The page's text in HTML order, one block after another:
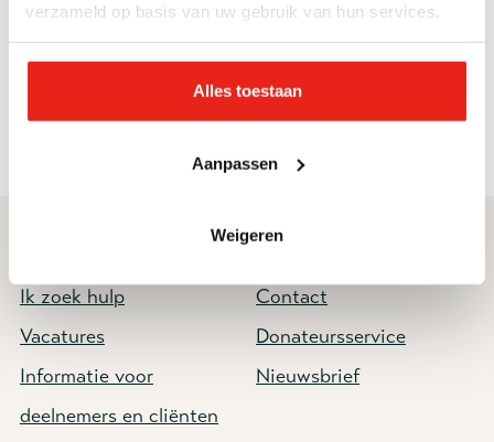
verzameld op basis van uw gebruik van hun services.
Alles toestaan
Aanpassen
Weigeren
Ik zoek hulp
Vacatures
Informatie voor
deelnemers en cliënten
Contact
Donateursservice
Nieuwsbrief